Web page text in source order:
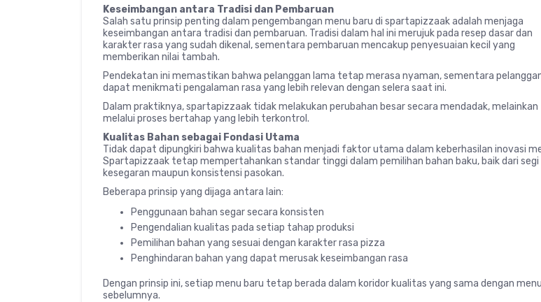
Keseimbangan antara Tradisi dan Pembaruan
Salah satu prinsip penting dalam pengembangan menu baru di spartapizzaak adalah menjaga
keseimbangan antara tradisi dan pembaruan. Tradisi dalam hal ini merujuk pada resep dasar dan
karakter rasa yang sudah dikenal, sementara pembaruan mencakup penyesuaian kecil yang
memberikan nilai tambah.
Pendekatan ini memastikan bahwa pelanggan lama tetap merasa nyaman, sementara
dapat menikmati pengalaman rasa yang lebih relevan dengan selera saat ini.
Dalam praktiknya, spartapizzaak tidak melakukan perubahan besar secara mendadak, melainkan
melalui proses bertahap yang lebih terkontrol.
Kualitas Bahan sebagai Fondasi Utama
Tidak dapat dipungkiri bahwa kualitas bahan menjadi faktor utama dalam keberhasilan inovasi
Spartapizzaak tetap mempertahankan standar tinggi dalam pemilihan bahan baku, baik dari segi
kesegaran maupun konsistensi pasokan.
Beberapa prinsip yang dijaga antara lain:
Penggunaan bahan segar secara konsisten
Pengendalian kualitas pada setiap tahap produksi
Pemilihan bahan yang sesuai dengan karakter rasa pizza
Penghindaran bahan yang dapat merusak keseimbangan rasa
Dengan prinsip ini, setiap menu baru tetap berada dalam koridor kualitas yang sama dengan menu
sebelumnya.